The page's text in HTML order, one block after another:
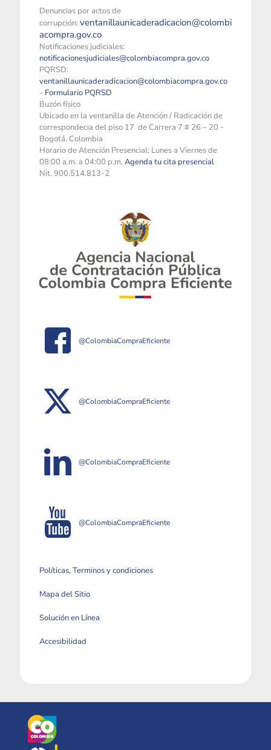
Denuncias por actos de
corrupción: ventanillaunicaderadicacion@colombi
acompra.gov.co
Notificaciones judiciales:
notificacionesjudiciales@colombiacompra.gov.co
PQRSD:
ventanillaunicaderadicacion@colombiacompra.gov.co
- Formulario PQRSD
Buzón físico
Ubicado en la ventanilla de Atención / Radicación de
correspondecia del piso 17 de Carrera 7 # 26 – 20 -
Bogotá, Colombia
Horario de Atención Presencial: Lunes a Viernes de
08:00 a.m. a 04:00 p.m. Agenda tu cita presencial
Nit. 900.514.813-2
@ColombiaCompraEficiente
@ColombiaCompraEficiente
@ColombiaCompraEficiente
@ColombiaCompraEficiente
Políticas, Terminos y condiciones
Mapa del Sitio
Solución en Línea
Accesibilidad